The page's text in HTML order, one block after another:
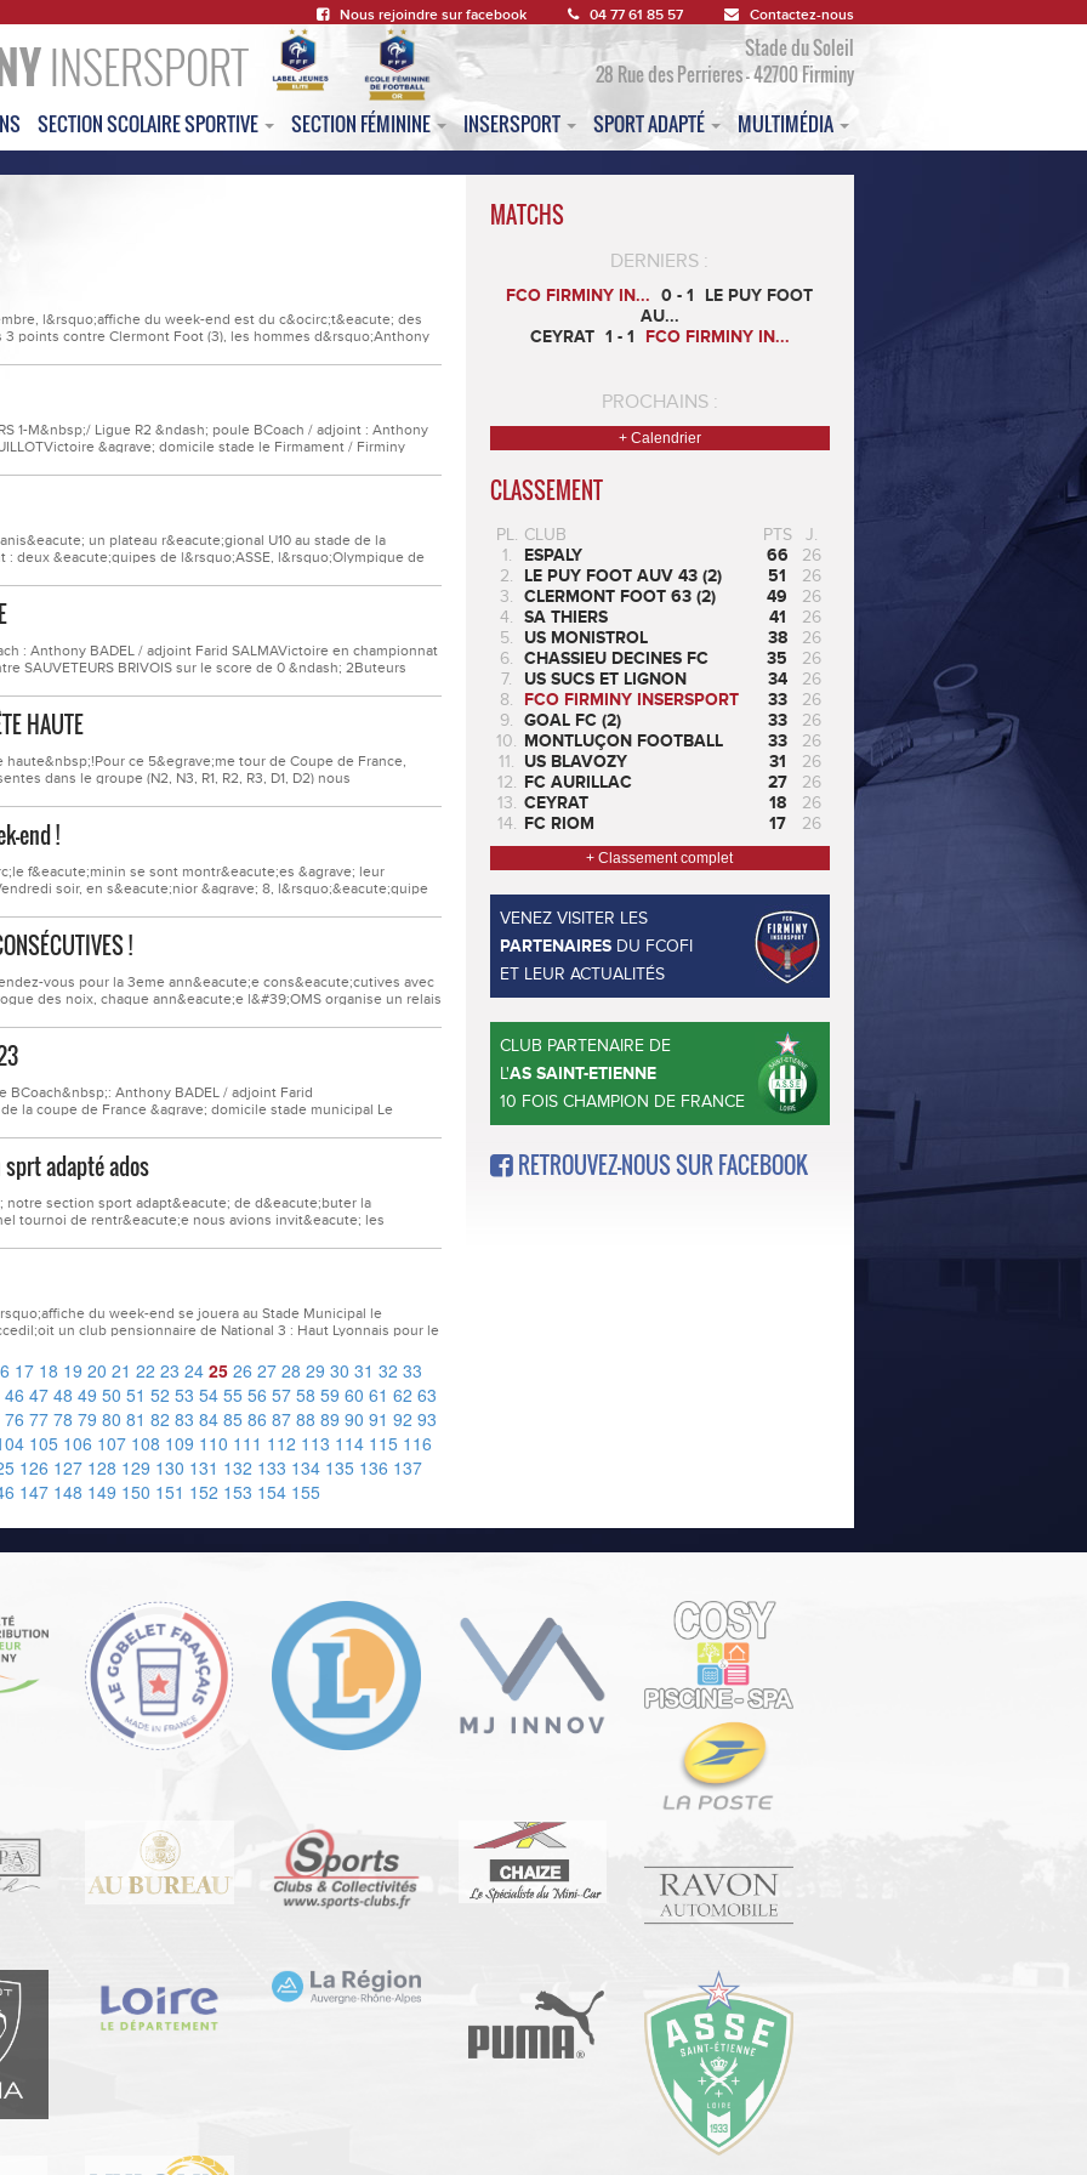
Nous rejoindre sur facebook 04 77 61 85 57 Contactez-nous
INSERSPORT
Stade du Soleil
28 Rue des Perrieres - 42700 Firminy
SECTION SCOLAIRE SPORTIVE SECTION FÉMININE INSERSPORT SPORT ADAPTÉ MULTIMÉDIA
l&rsquo;affiche du week-end est du c&ocirc;t&eacute; des
3 points contre Clermont Foot (3), les hommes d&rsquo;Anthony
ce dimanche 5 au stade Municipal Corbusier contre
la 6&egrave;me...
1-M&nbsp;/ Ligue R2 &ndash; poule BCoach / adjoint : Anthony
&agrave; domicile stade le Firmament / Firminy
dans cette poule B.SENIORS 2 - M&nbsp;/...
un plateau r&eacute;gional U10 au stade de la
deux &eacute;quipes de l&rsquo;ASSE, l&rsquo;Olympique de
et J&eacute;r&eacute;mi.Afin de...
: Anthony BADEL / adjoint Farid SALMAVictoire en championnat
SAUVETEURS BRIVOIS sur le score de 0 &ndash; 2Buteurs
le match. Puis nous commen&ccedil;ons...
HAUTE
ce 5&egrave;me tour de Coupe de France,
dans le groupe (N2, N3, R1, R2, R3, D1, D2) nous
au stade Municipal le Corbusier....
end !
f&eacute;minin se sont montr&eacute;es &agrave; leur
soir, en s&eacute;nior &agrave; 8, l&rsquo;&eacute;quipe
Est...
!
vous pour la 3eme ann&eacute;e cons&eacute;cutives avec
des noix, chaque ann&eacute;e l&#39;OMS organise un relais
s&#39;est...
BCoach&nbsp;: Anthony BADEL / adjoint Farid
la coupe de France &agrave; domicile stade municipal Le
D1Coachs : &nbsp;M&eacute;lanie ORELUT &amp; Audrey...
adapté ados
notre section sport adapt&eacute; de d&eacute;buter la
tournoi de rentr&eacute;e nous avions invit&eacute; les
du week-end se jouera au Stade Municipal le
un club pensionnaire de National 3 : Haut Lyonnais pour le
:Seniors F &agrave; 8 :FCO VS...
17 18 19 20 21 22 23 24 25 26 27 28 29 30 31 32 33
46 47 48 49 50 51 52 53 54 55 56 57 58 59 60 61 62 63
76 77 78 79 80 81 82 83 84 85 86 87 88 89 90 91 92 93
105 106 107 108 109 110 111 112 113 114 115 116
126 127 128 129 130 131 132 133 134 135 136 137
147 148 149 150 151 152 153 154 155
MATCHS
DERNIERS :
FCO FIRMINY IN... 0 - 1
LE PUY FOOT
AU...
CEYRAT 1 - 1 FCO FIRMINY IN...
PROCHAINS :
+ Calendrier
CLASSEMENT
PL. CLUB PTS
J.
1.
ESPALY 66
26
2.
LE PUY FOOT AUV 43 (2) 51
26
3. CLERMONT FOOT 63 (2) 49
26
4. SA THIERS 41
26
5.
US MONISTROL 38
26
6. CHASSIEU DECINES FC 35
26
7.
US SUCS ET LIGNON 34
26
8.
FCO FIRMINY INSERSPORT 33
26
9. GOAL FC (2) 33
26
10. MONTLUÇON FOOTBALL 33
26
11. US BLAVOZY 31
26
12. FC AURILLAC 27
26
13. CEYRAT 18
26
14. FC RIOM 17 26
+ Classement complet
VENEZ VISITER LES
PARTENAIRESDU FCOFI
ET LEUR ACTUALITÉS
CLUB PARTENAIRE DE
L'AS SAINT-ETIENNE
10 FOIS CHAMPION DE FRANCE
RETROUVEZ-NOUS SUR FACEBOOK